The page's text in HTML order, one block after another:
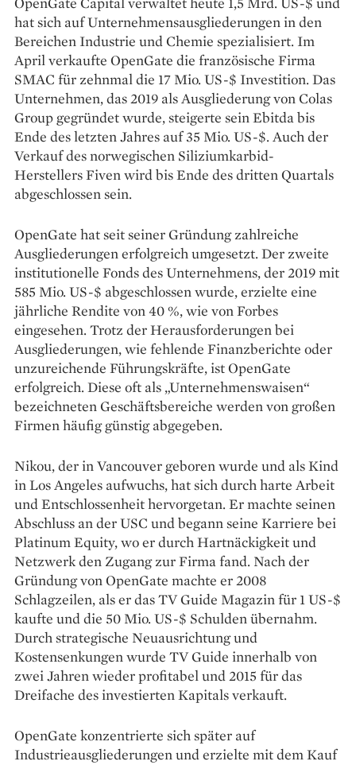
hat sich auf Unternehmensausgliederungen in den
Bereichen Industrie und Chemie spezialisiert. Im
April verkaufte OpenGate die französische Firma
SMAC für zehnmal die 17 Mio. US-$ Investition. Das
Unternehmen, das 2019 als Ausgliederung von Colas
Group gegründet wurde, steigerte sein Ebitda bis
Ende des letzten Jahres auf 35 Mio. US-$. Auch der
Verkauf des norwegischen Siliziumkarbid-
Herstellers Fiven wird bis Ende des dritten Quartals
abgeschlossen sein.
OpenGate hat seit seiner Gründung zahlreiche
Ausgliederungen erfolgreich umgesetzt. Der zweite
institutionelle Fonds des Unternehmens, der 2019 mit
585 Mio. US-$ abgeschlossen wurde, erzielte eine
jährliche Rendite von 40 %, wie von Forbes
eingesehen. Trotz der Herausforderungen bei
Ausgliederungen, wie fehlende Finanzberichte oder
unzureichende Führungskräfte, ist OpenGate
erfolgreich. Diese oft als „Unternehmenswaisen“
bezeichneten Geschäftsbereiche werden von großen
Firmen häufig günstig abgegeben.
Nikou, der in Vancouver geboren wurde und als Kind
in Los Angeles aufwuchs, hat sich durch harte Arbeit
und Entschlossenheit hervorgetan. Er machte seinen
Abschluss an der USC und begann seine Karriere bei
Platinum Equity, wo er durch Hartnäckigkeit und
Netzwerk den Zugang zur Firma fand. Nach der
Gründung von OpenGate machte er 2008
Schlagzeilen, als er das TV Guide Magazin für 1 US-$
kaufte und die 50 Mio. US-$ Schulden übernahm.
Durch strategische Neuausrichtung und
Kostensenkungen wurde TV Guide innerhalb von
zwei Jahren wieder profitabel und 2015 für das
Dreifache des investierten Kapitals verkauft.
OpenGate konzentrierte sich später auf
Industrieausgliederungen und erzielte mit dem Kauf